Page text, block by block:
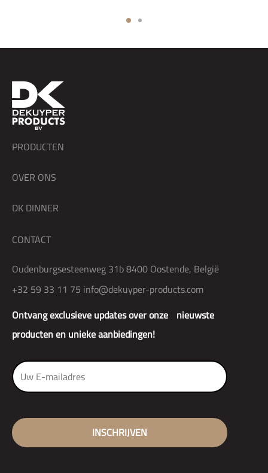
Ontvang exclusieve updates over onze nieuwste
producten en unieke aanbiedingen!
PRODUCTEN
OVER ONS
DK DINNER
CONTACT
Oudenburgsesteenweg 31b 8400 Oostende, België
+32 59 33 11 75 info@dekuyper-products.com